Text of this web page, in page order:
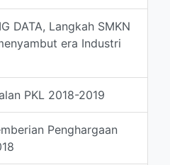
DATA, Langkah SMKN
era Industri
PKL 2018-2019
Penghargaan